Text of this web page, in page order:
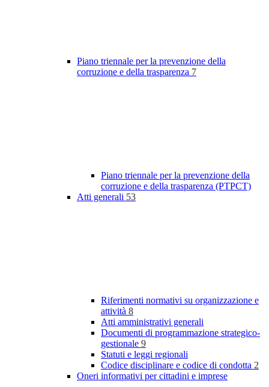
Piano triennale per la prevenzione della
corruzione e della trasparenza 7
Piano triennale per la prevenzione della
corruzione e della trasparenza (PTPCT)
Atti generali 53
Riferimenti normativi su organizzazione e
attività 8
Atti amministrativi generali
Documenti di programmazione strategico-
gestionale 9
Statuti e leggi regionali
Codice disciplinare e codice di condotta 2
Oneri informativi per cittadini e imprese